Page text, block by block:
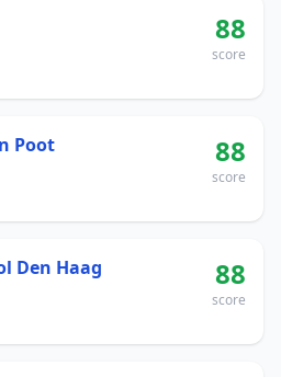
88
score
Poot 88
score
Den Haag 88
score